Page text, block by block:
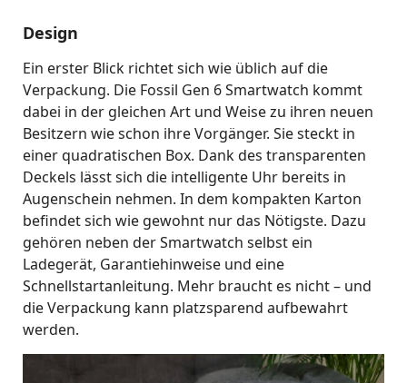
Design
Ein erster Blick richtet sich wie üblich auf die
Verpackung. Die Fossil Gen 6 Smartwatch kommt
dabei in der gleichen Art und Weise zu ihren neuen
Besitzern wie schon ihre Vorgänger. Sie steckt in
einer quadratischen Box. Dank des transparenten
Deckels lässt sich die intelligente Uhr bereits in
Augenschein nehmen. In dem kompakten Karton
befindet sich wie gewohnt nur das Nötigste. Dazu
gehören neben der Smartwatch selbst ein
Ladegerät, Garantiehinweise und eine
Schnellstartanleitung. Mehr braucht es nicht – und
die Verpackung kann platzsparend aufbewahrt
werden.